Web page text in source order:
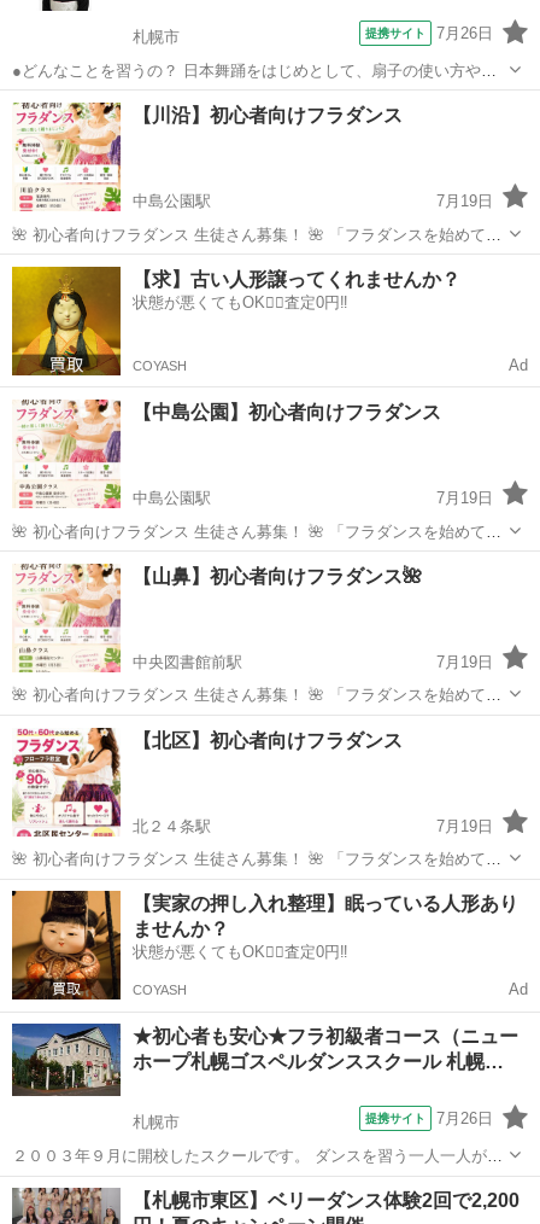
札幌市 提携サイト 7月26日
●どんなことを習うの？ 日本舞踊をはじめとして、扇子の使い方や着
物の着付けなどをお稽古します。 もちろん礼儀作法も自然に身につい
ていきます。 お一人おひとり、講師と1対1のお稽古ですので きめ細か
なことまでしっかり身につけ...
北海道 札幌市 その他
【川沿】初心者向けフラダンス
中島公園駅
7月19日
🌺 初心者向けフラダンス 生徒さん募集！ 🌺 「フラダンスを始めてみ
たい！」 「運動は苦手だけど、何か新しいことを始めてみたい！」 そ
んな方にぴったりの教室です😊 フローフラ教室は、参加される方の多
くが未経験からのス...
北海道 札幌市 中島公園駅 フラダンス 初心者
【求】古い人形譲ってくれませんか？
状態が悪くてもOK🙆‍♀️査定0円‼️
COYASH Ad
【中島公園】初心者向けフラダンス
中島公園駅
7月19日
🌺 初心者向けフラダンス 生徒さん募集！ 🌺 「フラダンスを始めてみ
たい！」 「運動は苦手だけど、何か新しいことを始めてみたい！」 そ
んな方にぴったりの教室です😊 フローフラ教室は、参加される方の多
くが未経験からのス...
北海道 札幌市 中島公園駅 フラダンス ハワイ
【山鼻】初心者向けフラダンス🌺
中央図書館前駅
7月19日
🌺 初心者向けフラダンス 生徒さん募集！ 🌺 「フラダンスを始めてみ
たい！」 「運動は苦手だけど、何か新しいことを始めてみたい！」 そ
んな方にぴったりの教室です😊 フローフラ教室は、参加される方の多
くが未経験からのス...
北海道 札幌市 中央図書館前駅 フラダンス
【北区】初心者向けフラダンス
北２４条駅
7月19日
🌺 初心者向けフラダンス 生徒さん募集！ 🌺 「フラダンスを始めてみ
たい！」 「運動は苦手だけど、何か新しいことを始めてみたい！」 そ
んな方にぴったりの教室です😊 フローフラ教室は、参加される方の多
くが未経験からのス...
北海道 札幌市 北２４条駅 フラダンス
【実家の押し入れ整理】眠っている人形あり
ませんか？
状態が悪くてもOK🙆‍♀️査定0円‼️
COYASH Ad
★初心者も安心★フラ初級者コース（ニュー
ホープ札幌ゴスペルダンススクール 札幌…
札幌市 提携サイト 7月26日
２００３年９月に開校したスクールです。 ダンスを習う一人一人がダ
ンスの歌詞を通して心で感じたものを そのまま体で表現し、ダンスす
る事で励まされ、 心がいつも希望で満ちている事ができたらという コ
北海道 札幌市 フラダンス
【札幌市東区】ベリーダンス体験2回で2,200